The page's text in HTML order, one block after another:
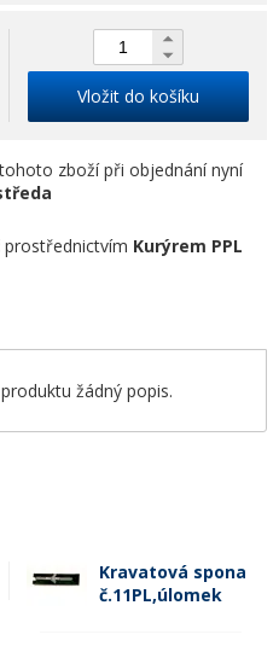
Kravatová spona
č.11PL,úlomek
Vložit do košíku
zboží při objednání nyní
prostřednictvím Kurýrem PPL
žádný popis.